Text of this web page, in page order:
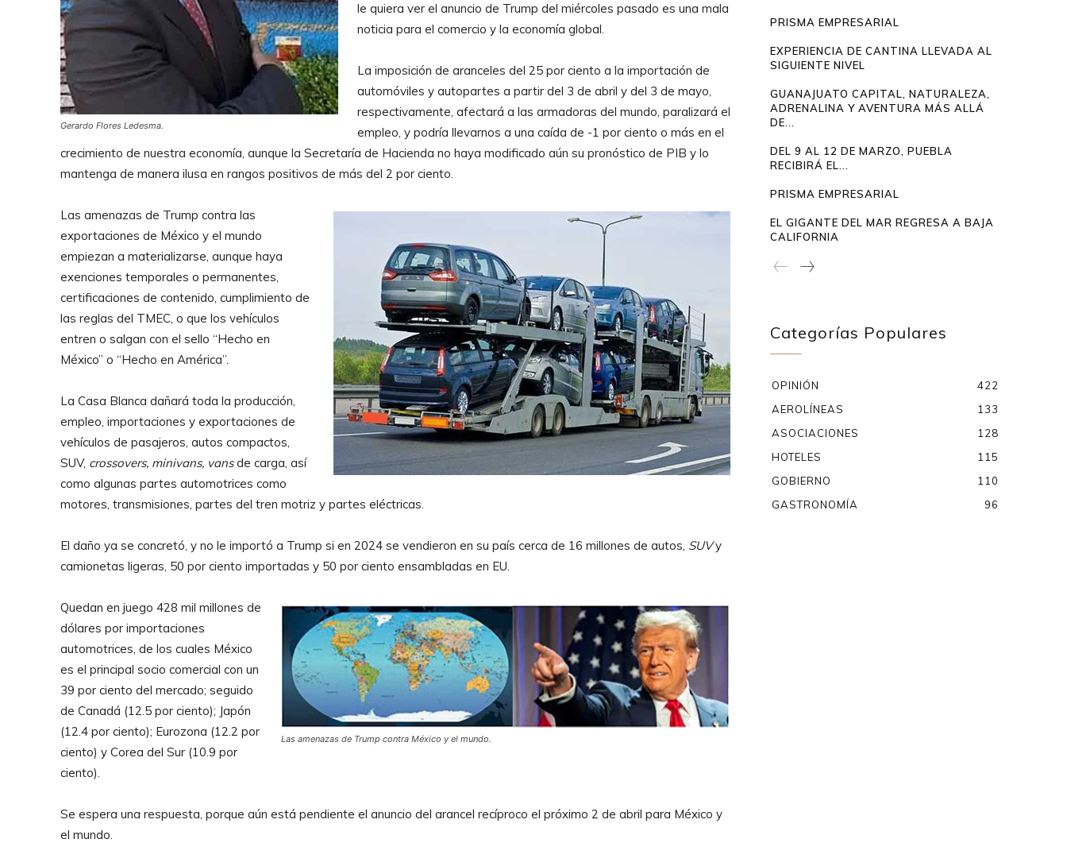
Gerardo Flores Ledesma.
le quiera ver el anuncio de Trump del miércoles pasado es una mala
noticia para el comercio y la economía global.
La imposición de aranceles del 25 por ciento a la importación de
automóviles y autopartes a partir del 3 de abril y del 3 de mayo,
respectivamente, afectará a las armadoras del mundo, paralizará el
empleo, y podría llevarnos a una caída de -1 por ciento o más en el
crecimiento de nuestra economía, aunque la Secretaría de Hacienda no haya modificado aún su pronóstico de PIB y lo
mantenga de manera ilusa en rangos positivos de más del 2 por ciento.
Las amenazas de Trump contra las
exportaciones de México y el mundo
empiezan a materializarse, aunque haya
exenciones temporales o permanentes,
certificaciones de contenido, cumplimiento de
las reglas del TMEC, o que los vehículos
entren o salgan con el sello “Hecho en
México” o “Hecho en América”.
La Casa Blanca dañará toda la producción,
empleo, importaciones y exportaciones de
vehículos de pasajeros, autos compactos,
SUV, crossovers, minivans, vansde carga, así
como algunas partes automotrices como
motores, transmisiones, partes del tren motriz y partes eléctricas.
El daño ya se concretó, y no le importó a Trump si en 2024 se vendieron en su país cerca de 16 millones de autos, SUVy
camionetas ligeras, 50 por ciento importadas y 50 por ciento ensambladas en EU.
Las amenazas de Trump contra México y el mundo.
Quedan en juego 428 mil millones de
dólares por importaciones
automotrices, de los cuales México
es el principal socio comercial con un
39 por ciento del mercado; seguido
de Canadá (12.5 por ciento); Japón
(12.4 por ciento); Eurozona (12.2 por
ciento) y Corea del Sur (10.9 por
ciento).
Se espera una respuesta, porque aún está pendiente el anuncio del arancel recíproco el próximo 2 de abril para México y
el mundo.
PRISMA EMPRESARIAL
EXPERIENCIA DE CANTINA LLEVADA AL
SIGUIENTE NIVEL
GUANAJUATO CAPITAL, NATURALEZA,
ADRENALINA Y AVENTURA MÁS ALLÁ
DE...
DEL 9 AL 12 DE MARZO, PUEBLA
RECIBIRÁ EL...
PRISMA EMPRESARIAL
EL GIGANTE DEL MAR REGRESA A BAJA
CALIFORNIA
Categorías Populares
OPINIÓN
422
AEROLÍNEAS
133
ASOCIACIONES
128
HOTELES
115
GOBIERNO
110
GASTRONOMÍA
96